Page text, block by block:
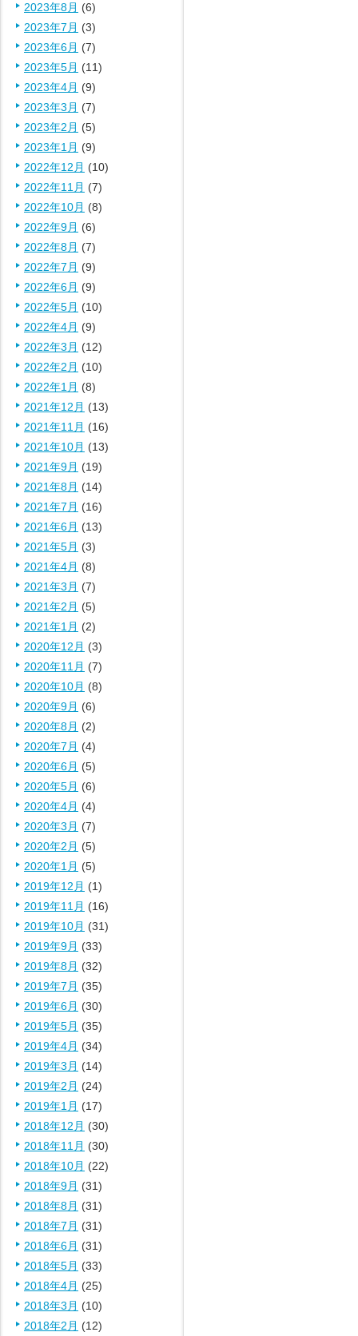
2023年8月 (6)
2023年7月 (3)
2023年6月 (7)
2023年5月 (11)
2023年4月 (9)
2023年3月 (7)
2023年2月 (5)
2023年1月 (9)
2022年12月 (10)
2022年11月 (7)
2022年10月 (8)
2022年9月 (6)
2022年8月 (7)
2022年7月 (9)
2022年6月 (9)
2022年5月 (10)
2022年4月 (9)
2022年3月 (12)
2022年2月 (10)
2022年1月 (8)
2021年12月 (13)
2021年11月 (16)
2021年10月 (13)
2021年9月 (19)
2021年8月 (14)
2021年7月 (16)
2021年6月 (13)
2021年5月 (3)
2021年4月 (8)
2021年3月 (7)
2021年2月 (5)
2021年1月 (2)
2020年12月 (3)
2020年11月 (7)
2020年10月 (8)
2020年9月 (6)
2020年8月 (2)
2020年7月 (4)
2020年6月 (5)
2020年5月 (6)
2020年4月 (4)
2020年3月 (7)
2020年2月 (5)
2020年1月 (5)
2019年12月 (1)
2019年11月 (16)
2019年10月 (31)
2019年9月 (33)
2019年8月 (32)
2019年7月 (35)
2019年6月 (30)
2019年5月 (35)
2019年4月 (34)
2019年3月 (14)
2019年2月 (24)
2019年1月 (17)
2018年12月 (30)
2018年11月 (30)
2018年10月 (22)
2018年9月 (31)
2018年8月 (31)
2018年7月 (31)
2018年6月 (31)
2018年5月 (33)
2018年4月 (25)
2018年3月 (10)
2018年2月 (12)